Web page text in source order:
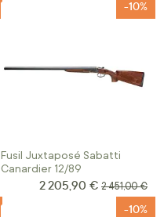
Fusil Juxtaposé Sabatti
Canardier 12/89
-10%
Prix Spécial
2 205,90 € Prix normal
2 451,00 €
-10%